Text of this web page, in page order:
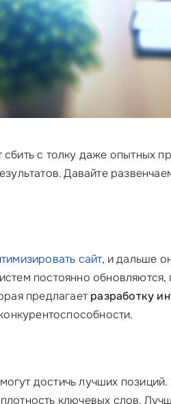
с толку даже опытных
Давайте
сайт, и дальше
постоянно
предлагаетразработку
достичь лучших
ключевых слов.